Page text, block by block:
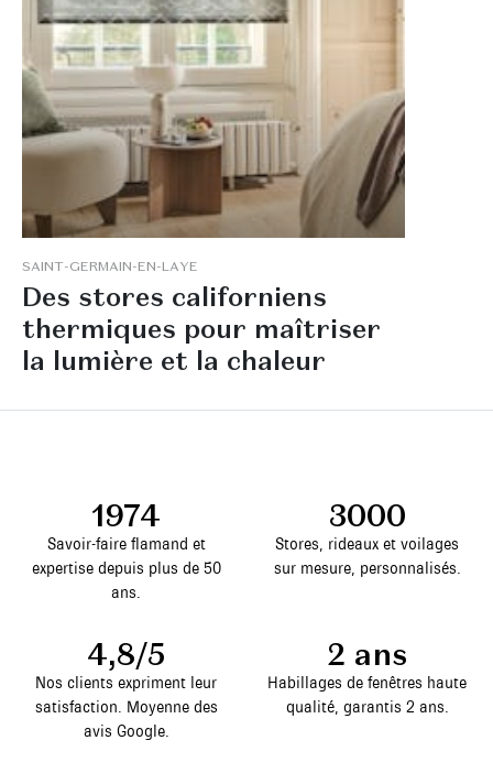
SAINT-GERMAIN-EN-LAYE
Des stores californiens
thermiques pour maîtriser
la lumière et la chaleur
1974
Savoir-faire flamand et
expertise depuis plus de 50
ans.
3000
Stores, rideaux et voilages
sur mesure, personnalisés.
4,8/5
Nos clients expriment leur
satisfaction. Moyenne des
avis Google.
2 ans
Habillages de fenêtres haute
qualité, garantis 2 ans.